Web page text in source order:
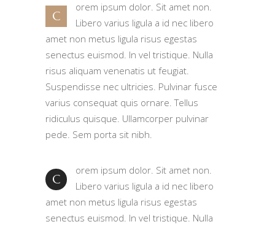
C
orem ipsum dolor. Sit amet non.
Libero varius ligula a id nec libero
amet non metus ligula risus egestas
senectus euismod. In vel tristique. Nulla
risus aliquam venenatis ut feugiat.
Suspendisse nec ultricies. Pulvinar fusce
varius consequat quis ornare. Tellus
ridiculus quisque. Ullamcorper pulvinar
pede. Sem porta sit nibh.
C
orem ipsum dolor. Sit amet non.
Libero varius ligula a id nec libero
amet non metus ligula risus egestas
senectus euismod. In vel tristique. Nulla